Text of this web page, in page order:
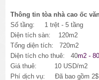
Thông tin tòa nhà cao ốc
Số tầng: 1 trệt - 5 tầng
Diện tích sàn: 120m2
Tổng diện tích: 720m2
Diện tích cho thuê: 40m2 -
Giá thuê: 10 USD/m2
Phí dịch vụ: Đã bao gồm 2$